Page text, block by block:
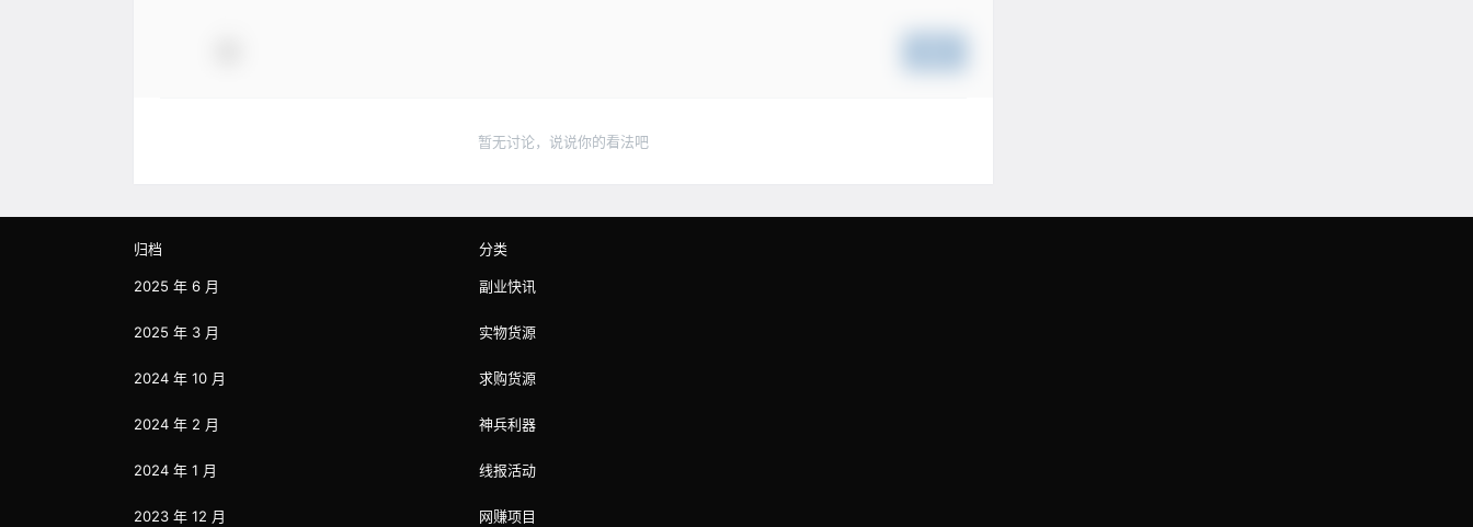
暂无讨论，说说你的看法吧
归档
2025 年 6 月
2025 年 3 月
2024 年 10 月
2024 年 2 月
2024 年 1 月
2023 年 12 月
分类
副业快讯
实物货源
求购货源
神兵利器
线报活动
网赚项目